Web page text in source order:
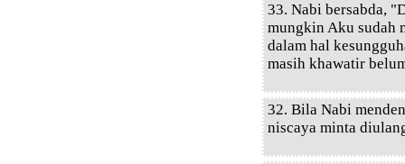
33. Nabi bersabda,
mungkin Aku sudah
dalam hal
masih khawatir
32. Bila Nabi
niscaya minta